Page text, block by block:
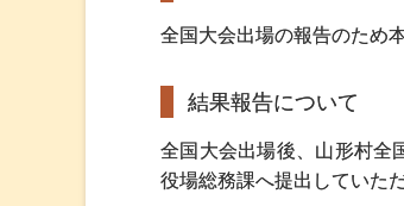
全国大会出場の報告のため
結果報告について
全国大会出場後、山形村全
役場総務課へ提出していただ